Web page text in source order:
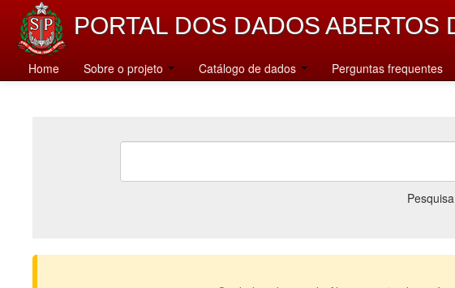
PORTAL DOS DADOS ABERTOS
Home Sobre o projeto Catálogo de dados Perguntas frequentes